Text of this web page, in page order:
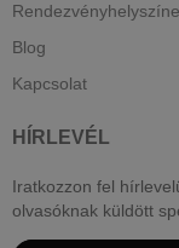
Blog
Kapcsolat
HÍRLEVÉL
Iratkozzon fel
olvasóknak küldött